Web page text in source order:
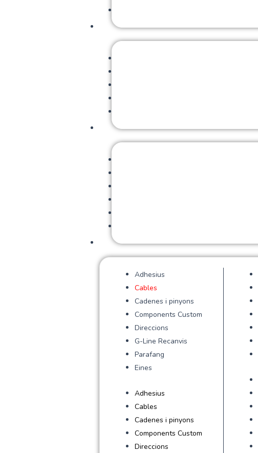
Adhesius
Cables
Cadenes i pinyons
Components Custom
Direccions
G-Line Recanvis
Parafang
Eines
Adhesius
Cables
Cadenes i pinyons
Components Custom
Direccions